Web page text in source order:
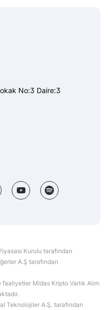
No:3 Daire:3
Kurulu tarafından
A.Ş tarafından
Midas Kripto Varlık Alım
Teknolojiler A.Ş. tarafından